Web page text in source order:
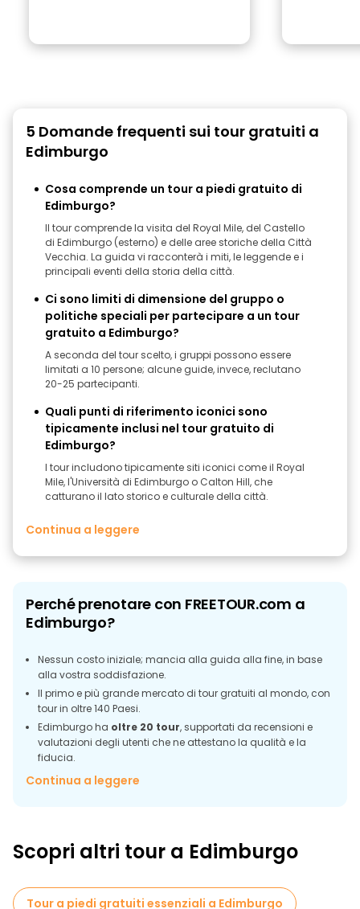
5 Domande frequenti sui tour gratuiti a
Edimburgo
Cosa comprende un tour a piedi gratuito di
Edimburgo?
Il tour comprende la visita del Royal Mile, del Castello
di Edimburgo (esterno) e delle aree storiche della Città
Vecchia. La guida vi racconterà i miti, le leggende e i
principali eventi della storia della città.
Ci sono limiti di dimensione del gruppo o
politiche speciali per partecipare a un tour
gratuito a Edimburgo?
A seconda del tour scelto, i gruppi possono essere
limitati a 10 persone; alcune guide, invece, reclutano
20-25 partecipanti.
Quali punti di riferimento iconici sono
tipicamente inclusi nel tour gratuito di
Edimburgo?
I tour includono tipicamente siti iconici come il Royal
Mile, l'Università di Edimburgo o Calton Hill, che
catturano il lato storico e culturale della città.
Continua a leggere
Perché prenotare con FREETOUR.com a
Edimburgo?
Nessun costo iniziale; mancia alla guida alla fine, in base
alla vostra soddisfazione.
Il primo e più grande mercato di tour gratuiti al mondo, con
tour in oltre 140 Paesi.
Edimburgo ha oltre 20 tour, supportati da recensioni e
valutazioni degli utenti che ne attestano la qualità e la
fiducia.
Le nostre appassionate guide locali di Edimburgo
condivideranno storie accattivanti sulla ricca storia della
aiutano a scegliere il miglior tour a piedi.
Oltre40 100 clienti soddisfattihanno prenotato tour a
Accessibile a tutti i viaggiatori, dai backpacker alle famiglie.
Continua a leggere
Scopri altri tour a Edimburgo
Tour a piedi gratuiti essenziali a Edimburgo